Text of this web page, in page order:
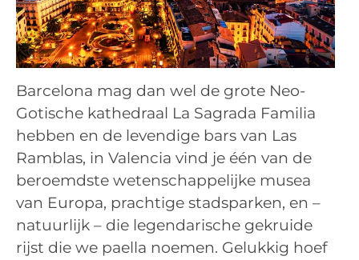
Barcelona mag dan wel de grote Neo-
Gotische kathedraal La Sagrada Familia
hebben en de levendige bars van Las
Ramblas, in Valencia vind je één van de
beroemdste wetenschappelijke musea
van Europa, prachtige stadsparken, en –
natuurlijk – die legendarische gekruide
rijst die we paella noemen. Gelukkig hoef